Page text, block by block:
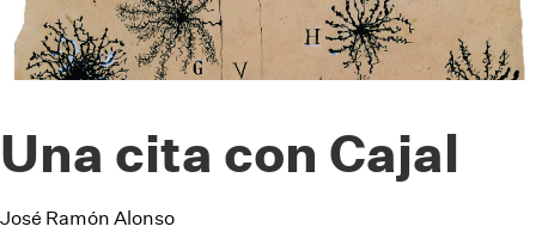
Una cita con Cajal
José Ramón Alonso